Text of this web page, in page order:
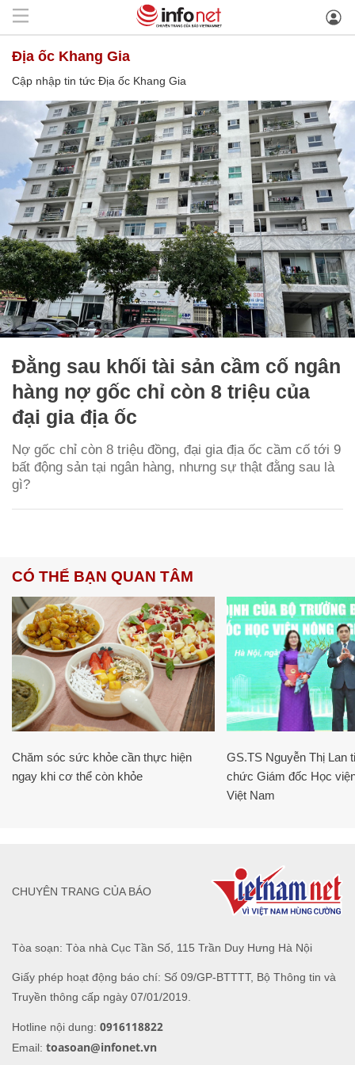
Địa ốc Khang Gia
Cập nhập tin tức Địa ốc Khang Gia
Đằng sau khối tài sản cầm cố ngân
hàng nợ gốc chỉ còn 8 triệu của
đại gia địa ốc
Nợ gốc chỉ còn 8 triệu đồng, đại gia địa ốc cầm cố tới 9
bất động sản tại ngân hàng, nhưng sự thật đằng sau là
gì?
CÓ THỂ BẠN QUAN TÂM
Chăm sóc sức khỏe cần thực hiện
ngay khi cơ thể còn khỏe
GS.TS Nguyễn Thị Lan
chức Giám đốc Học
Việt Nam
Tòa soạn: Tòa nhà Cục Tần Số, 115 Trần Duy Hưng Hà Nội
Giấy phép hoạt động báo chí: Số 09/GP-BTTTT, Bộ Thông tin và
Truyền thông cấp ngày 07/01/2019.
Hotline nội dung: 0916118822
Email: toasoan@infonet.vn
CHUYÊN TRANG CỦA BÁO